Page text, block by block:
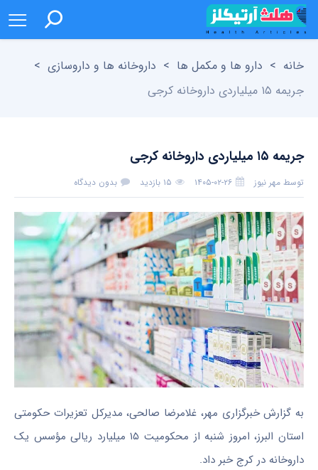
خانه > دارو ها و مکمل ها > داروخانه ها و داروسازی >
جریمه ۱۵ میلیاردی داروخانه کرجی
جریمه ۱۵ میلیاردی داروخانه کرجی
توسط مهر نیوز ۱۴۰۵-۰۲-۲۶ ۱۵ بازدید بدون دیدگاه
به گزارش خبرگزاری مهر، غلامرضا صالحی، مدیرکل تعزیرات حکومتی
استان البرز، امروز شنبه از محکومیت ۱۵ میلیارد ریالی مؤسس یک
داروخانه در کرج خبر داد.